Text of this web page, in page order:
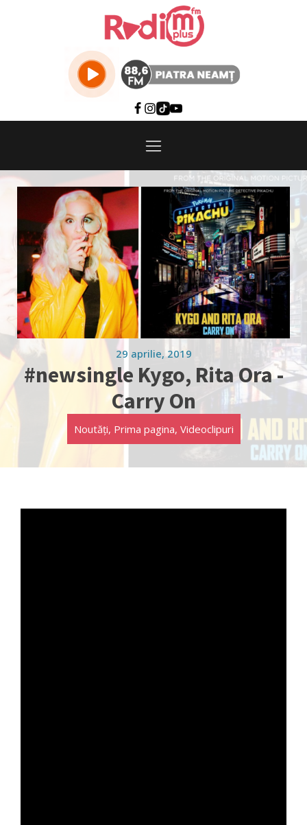
29 aprilie, 2019
#newsingle Kygo, Rita Ora -
Carry On
Noutăți, Prima pagina, Videoclipuri